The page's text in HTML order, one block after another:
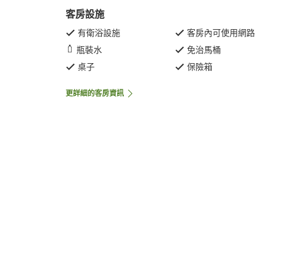
客房設施
有衛浴設施
客房內可使用網路
瓶裝水
免治馬桶
桌子
保險箱
更詳細的客房資訊